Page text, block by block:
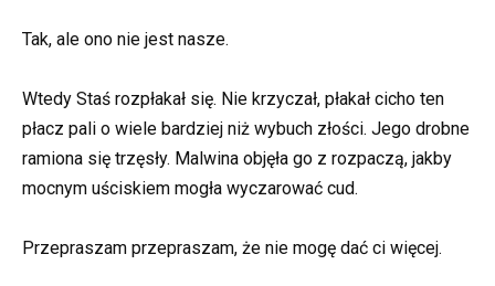
Tak, ale ono nie jest nasze.
Wtedy Staś rozpłakał się. Nie krzyczał, płakał cicho ten
płacz pali o wiele bardziej niż wybuch złości. Jego drobne
ramiona się trzęsły. Malwina objęła go z rozpaczą, jakby
mocnym uściskiem mogła wyczarować cud.
Przepraszam przepraszam, że nie mogę dać ci więcej.